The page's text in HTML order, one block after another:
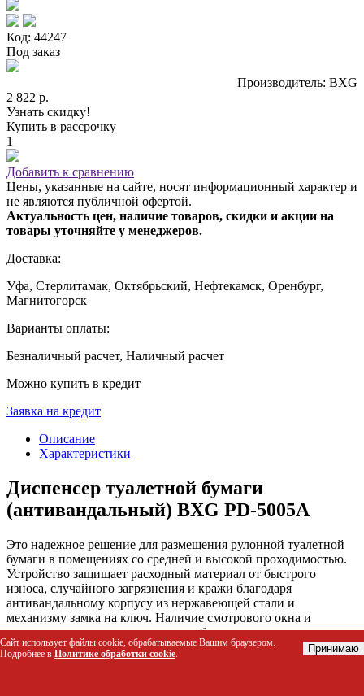
Код: 44247
Под заказ
Производитель: BXG
2 822 р.
Узнать скидку!
Купить в рассрочку
1
Добавить к сравнению
Цены, указанные на сайте, носят информационный характер и
не являются публичной офертой.
Актуальность цен, наличие товаров, скидки и акции на
товары уточняйте у менеджеров.
Доставка:
Уфа, Стерлитамак, Октябрьский, Нефтекамск, Оренбург,
Магнитогорск
Варианты оплаты:
Безналичный расчет, Наличный расчет
Можно купить в кредит
Заявка на кредит
Описание
Характеристики
Диспенсер туалетной бумаги
(антивандальный) BXG PD-5005А
Это надежное решение для размещения рулонной туалетной
бумаги в помещениях со средней и высокой проходимостью.
Устройство защищает расходный материал от быстрого
износа, случайного загрязнения и кражи благодаря
антивандальному корпусу из нержавеющей стали и
механизму замка на ключ. Наличие смотрового окна и
универсальных втулок упрощает обслуживание и позволяет
использовать бумагу с разным диаметром картонной трубки.
Сайт использует файлы cookie, обрабатываемые Вашим браузером.
Подробнее в Политике обработки cookie. Принимаю